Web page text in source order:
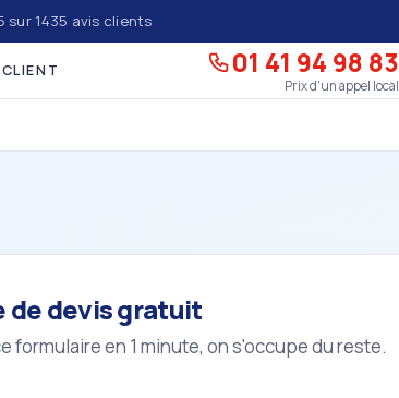
sur 1435 avis clients
01 41 94 98 83
Prix d'un appel local
de devis gratuit
formulaire en 1 minute, on s'occupe du reste.